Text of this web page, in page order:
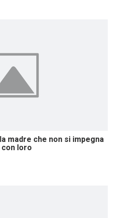
madre che non si impegna
loro